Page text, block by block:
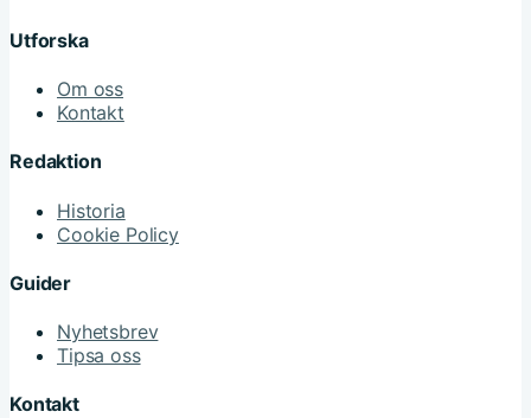
Utforska
Om oss
Kontakt
Redaktion
Historia
Cookie Policy
Guider
Nyhetsbrev
Tipsa oss
Kontakt